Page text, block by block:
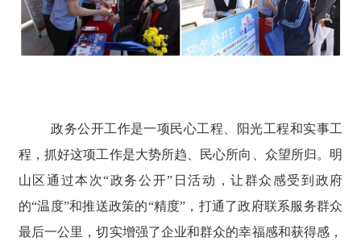
政务公开工作是一项民心工程、阳光工程和实事工
程，抓好这项工作是大势所趋、民心所向、众望所归。明
山区通过本次“政务公开”日活动，让群众感受到政府
的“温度”和推送政策的“精度”，打通了政府联系服务群众
最后一公里，切实增强了企业和群众的幸福感和获得感，